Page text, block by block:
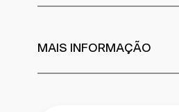
MAIS INFORMAÇÃO